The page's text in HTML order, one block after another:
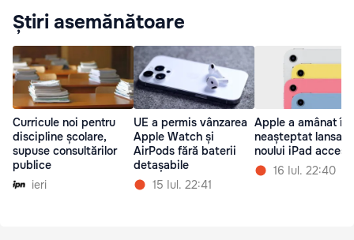
Știri asemănătoare
Curricule noi pentru
discipline școlare,
supuse consultărilor
publice
ieri
UE a permis vânzarea
Apple Watch și
AirPods fără baterii
detașabile
15 Iul. 22:41
Apple a amânat în
neașteptat
noului iPad
16 Iul. 22:40